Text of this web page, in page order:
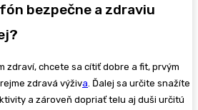
bezpečne a zdraviu
zdraví, chcete sa cítiť dobre a fit, prvým
zdravá výživa. Ďalej sa určite snažíte
a zároveň dopriať telu aj duši určitú